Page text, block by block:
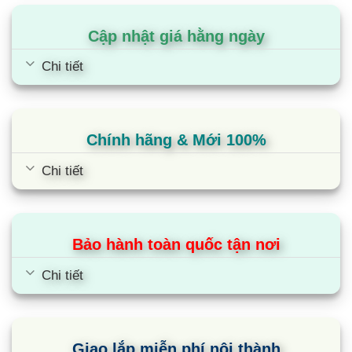
Dòng tủ lạnh Electrolux Inverter này được trang bị
tính năng TasteGuard với bộ lọc than hoạt tính
giúp giữ cho bên trong tủ lạnh được kháng khuẩn
và sạch sẽ, giúp kéo dài thời gian bảo quản thịt cá
và hải sản.
– Tủ lạnh 2 cánh Electrolux có dung tích sử dụng
là 619 lít, trong đó: Ngăn đá 217 lít, ngăn lạnh 402
lít.
Cập nhật giá hằng ngày
Chi tiết
Chính hãng & Mới 100%
Chi tiết
Bảo hành toàn quốc tận nơi
Chi tiết